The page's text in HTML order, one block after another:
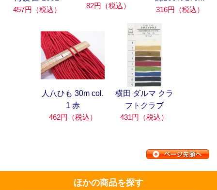
457円（税込）
82円（税込）
316円（税込）
人八ひも 30m col.
1 赤
462円（税込）
横田 ダルマ クラ
フトクラブ
431円（税込）
ほかの商品を探す